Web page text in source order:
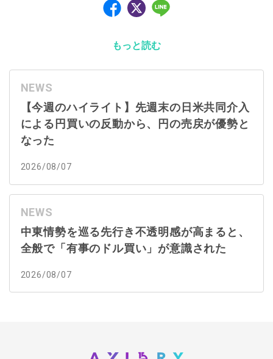
もっと読む
NEWS
【今週のハイライト】先週末の日米共同介入
による円買いの反動から、円の売戻が優勢と
なった
2026/08/07
NEWS
中東情勢を巡る先行き不透明感が高まると、
全般で「有事のドル買い」が意識された
2026/08/07